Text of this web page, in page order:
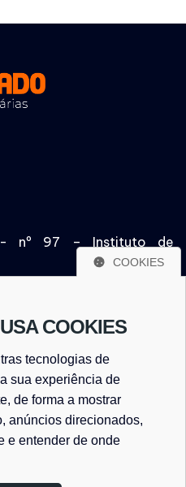
- nº 97 – Instituto de
020
COOKIES
COOKIES
tecnologias de
sua experiência de
de forma a mostrar
anúncios direcionados,
e entender de onde